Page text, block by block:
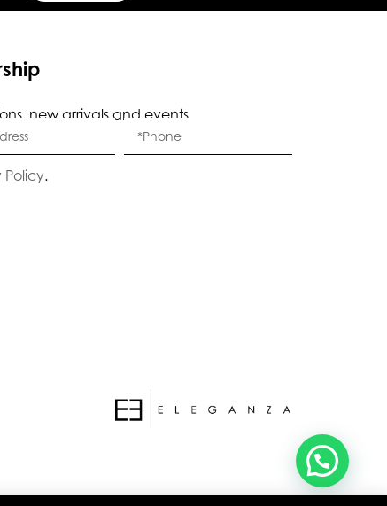
new arrivals and events.
Policy.
Eleganza Israel